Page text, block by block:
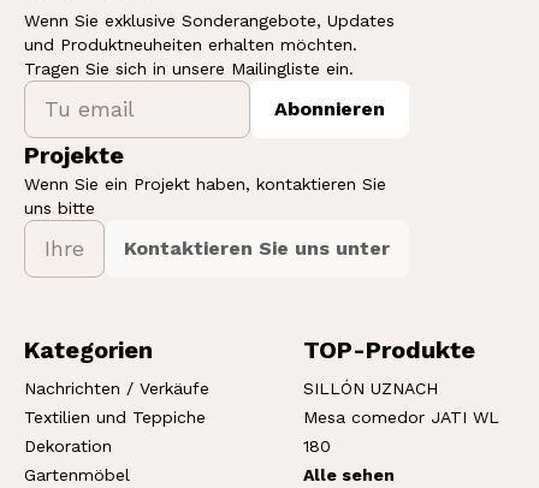
Wenn Sie exklusive Sonderangebote, Updates
und Produktneuheiten erhalten möchten.
Tragen Sie sich in unsere Mailingliste ein.
Abonnieren
Projekte
Wenn Sie ein Projekt haben, kontaktieren Sie
uns bitte
Kontaktieren Sie uns unter
Kategorien
Nachrichten / Verkäufe
Textilien und Teppiche
Dekoration
Gartenmöbel
TOP-Produkte
SILLÓN UZNACH
Mesa comedor JATI WL
180
Alle sehen